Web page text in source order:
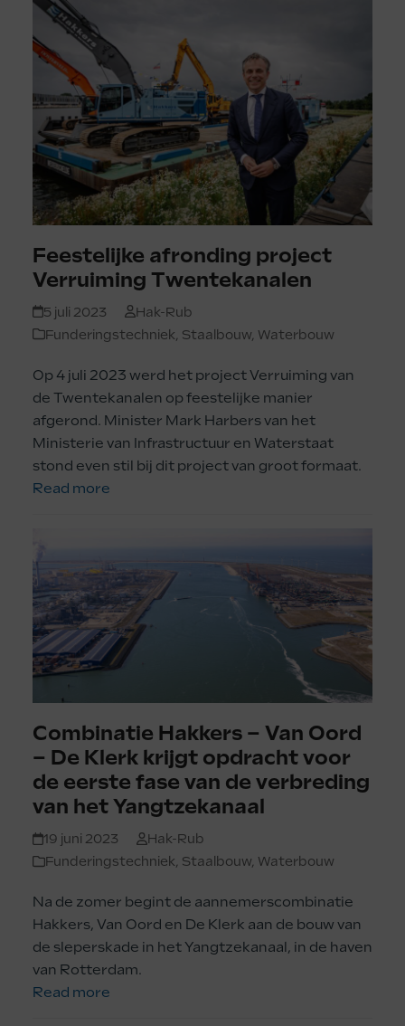
Feestelijke afronding project
Verruiming Twentekanalen
5 juli 2023
Hak-Rub
Funderingstechniek Staalbouw, Waterbouw
Op 4 juli 2023 werd het project Verruiming van
de Twentekanalen op feestelijke manier
afgerond. Minister Mark Harbers van het
Ministerie van Infrastructuur en Waterstaat
stond even stil bij dit project van groot formaat.
Read more
Combinatie Hakkers – Van Oord
– De Klerk krijgt opdracht voor
de eerste fase van de verbreding
van het Yangtzekanaal
19 juni 2023
Hak-Rub
Funderingstechniek Staalbouw, Waterbouw
Na de zomer begint de aannemerscombinatie
Hakkers, Van Oord en De Klerk aan de bouw van
de sleperskade in het Yangtzekanaal, in de haven
van Rotterdam.
Read more